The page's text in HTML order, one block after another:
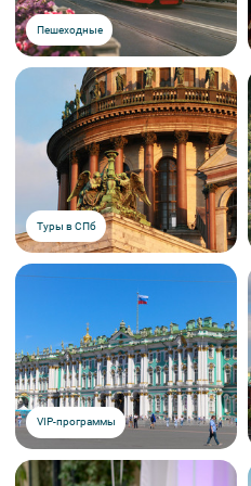
Пешеходные
Туры в СПб
VIP-программы